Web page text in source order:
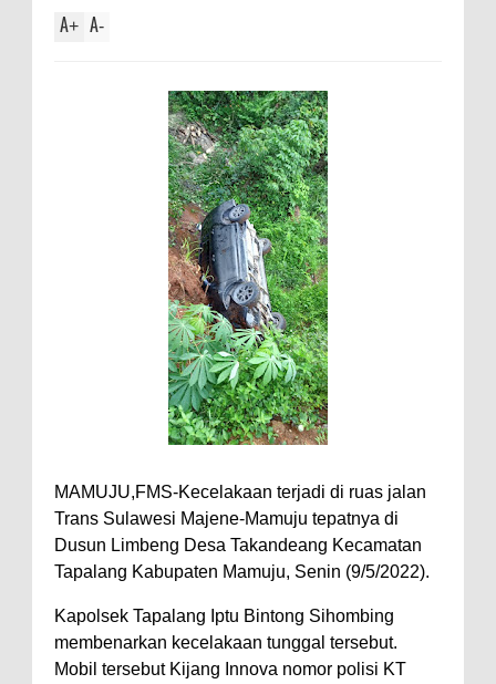
A+ A-
MAMUJU,FMS-Kecelakaan terjadi di ruas jalan
Trans Sulawesi Majene-Mamuju tepatnya di
Dusun Limbeng Desa Takandeang Kecamatan
Tapalang Kabupaten Mamuju, Senin (9/5/2022).
Kapolsek Tapalang Iptu Bintong Sihombing
membenarkan kecelakaan tunggal tersebut.
Mobil tersebut Kijang Innova nomor polisi KT